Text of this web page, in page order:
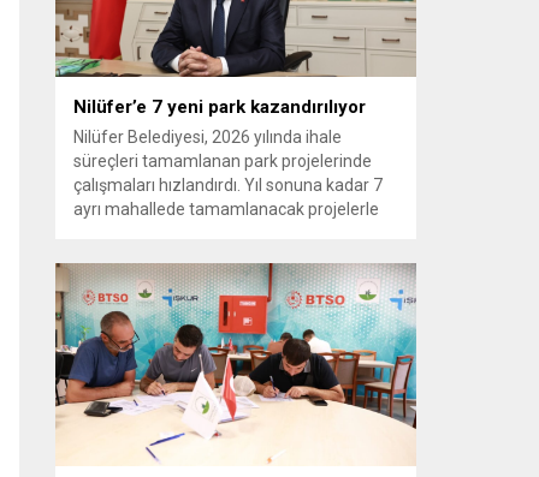
yıllardaki gelişimini bütüncül bir anlayışla
yönlendirecek şekilde sürdürüyoruz. KOBİ
OSB de...
Nilüfer’e 7 yeni park kazandırılıyor
Nilüfer Belediyesi, 2026 yılında ihale
süreçleri tamamlanan park projelerinde
çalışmaları hızlandırdı. Yıl sonuna kadar 7
ayrı mahallede tamamlanacak projelerle
Belediyesi, ilçe genelinde kişi başına düşen
yeşil alan miktarını artırmak ve
vatandaşlara yeni yaşam alanları sunmak
amacıyla yürüttüğü park çalışmalarını
sürdürüyor....